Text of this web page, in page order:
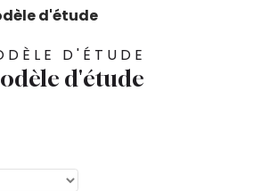
d'étude
D'ÉTUDE
d'étude